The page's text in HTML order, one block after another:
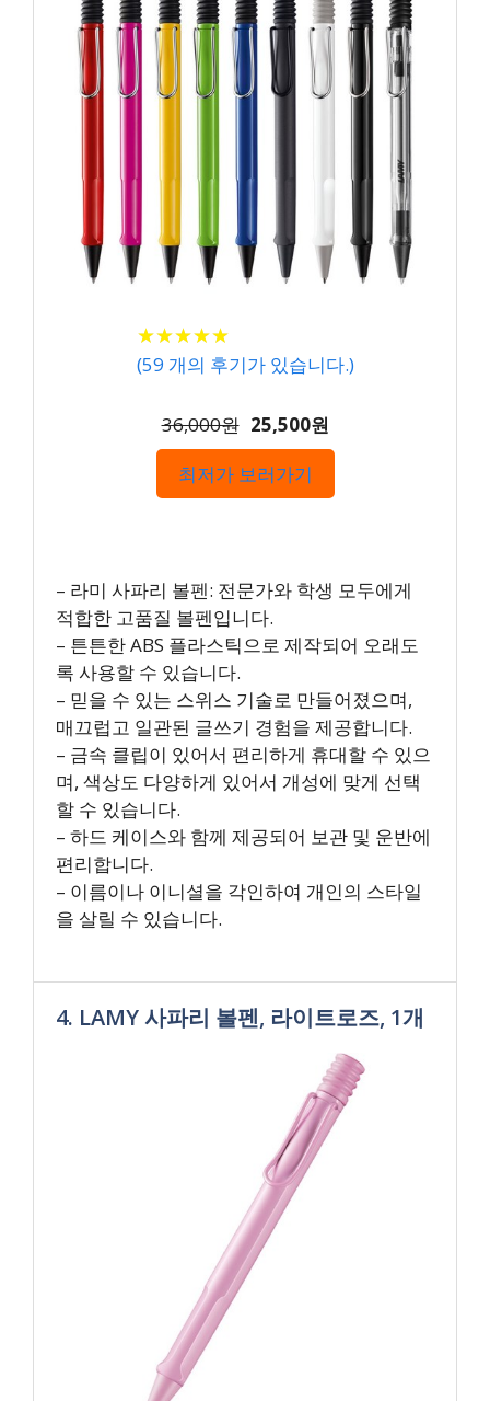
★★★★★
★★★★★
(59 개의 후기가 있습니다.)
36,000원 25,500원
최저가 보러가기
– 라미 사파리 볼펜: 전문가와 학생 모두에게
적합한 고품질 볼펜입니다.
– 튼튼한 ABS 플라스틱으로 제작되어 오래도
록 사용할 수 있습니다.
– 믿을 수 있는 스위스 기술로 만들어졌으며,
매끄럽고 일관된 글쓰기 경험을 제공합니다.
– 금속 클립이 있어서 편리하게 휴대할 수 있으
며, 색상도 다양하게 있어서 개성에 맞게 선택
할 수 있습니다.
– 하드 케이스와 함께 제공되어 보관 및 운반에
편리합니다.
– 이름이나 이니셜을 각인하여 개인의 스타일
을 살릴 수 있습니다.
4. LAMY 사파리 볼펜, 라이트로즈, 1개